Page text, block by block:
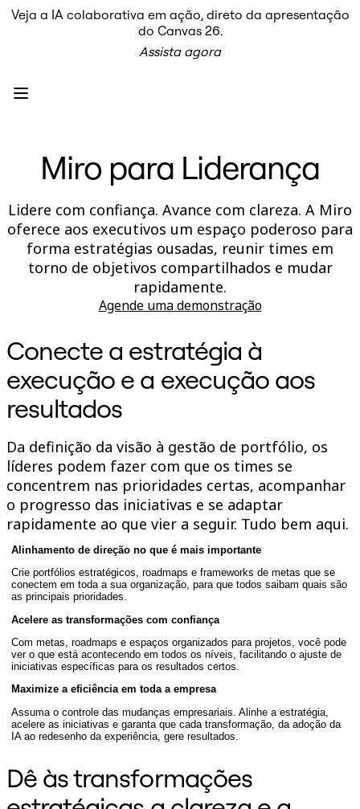
Canvas inteligente™
Conectores
Servidor MCP
Explore os Playbooks de IA
Planos de ação
Integrações
Segurança
Enterprise Guard
Plataforma para desenvolvedores
Baixar aplicativos
Formatos
Lousa
Linhas do tempo
Tabelas
Slides
Em destaque
Explore os Playbooks de IA
Explore o Miroverse
Geral
Diagramas
Brainstorming
Mapas mentais
Mapas conceituais
Fluxogramas
Roadmaps
Roadmaps
Mapeamento de processos
Protótipos e wireframes
Mapa da jornada do cliente
Síntese de pesquisa
Workshops de design
Planejamento e entrega
Planejamento de metas
Design organizacional
Enterprise
Pequenas empresas
Startups
Veja a IA colaborativa em ação, direto da apresentação
do Canvas 26.
Assista agora
Miro para Liderança
Lidere com confiança. Avance com clareza. A Miro
oferece aos executivos um espaço poderoso para
forma estratégias ousadas, reunir times em
torno de objetivos compartilhados e mudar
rapidamente.
Agende uma demonstração
Conecte a estratégia à
execução e a execução aos
resultados
Da definição da visão à gestão de portfólio, os
líderes podem fazer com que os times se
concentrem nas prioridades certas, acompanhar
o progresso das iniciativas e se adaptar
rapidamente ao que vier a seguir. Tudo bem aqui.
Alinhamento de direção no que é mais importante
Crie portfólios estratégicos, roadmaps e frameworks de metas que se
conectem em toda a sua organização, para que todos saibam quais são
as principais prioridades.
Acelere as transformações com confiança
Com metas, roadmaps e espaços organizados para projetos, você pode
ver o que está acontecendo em todos os níveis, facilitando o ajuste de
iniciativas específicas para os resultados certos.
Maximize a eficiência em toda a empresa
Assuma o controle das mudanças empresariais. Alinhe a estratégia,
acelere as iniciativas e garanta que cada transformação, da adoção da
IA ao redesenho da experiência, gere resultados.
Dê às transformações